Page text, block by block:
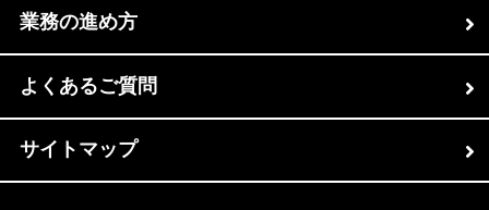
業務の進め方
よくあるご質問
サイトマップ